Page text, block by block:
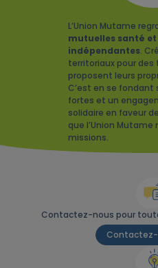
L’Union Mutame
mutuelles santé
indépendantes.
territoriaux pour des
proposent leurs
C’est en se fondant
fortes et un
solidaire en faveur
que l’Union Mutame
missions.
Contactez-nous pour